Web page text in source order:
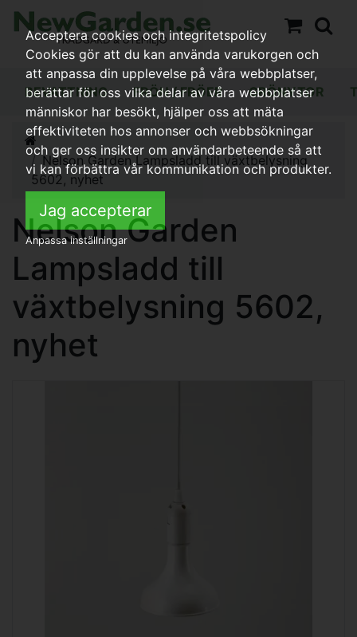
BEVATTNING FRÖN / FRÖER GRÖNYTOR
Nelson Garden Lampsladd till växtbelysning
5602, nyhet
Nelson Garden
Lampsladd till
växtbelysning 5602,
nyhet
Acceptera cookies och integritetspolicy
Cookies gör att du kan använda varukorgen och
att anpassa din upplevelse på våra webbplatser,
berättar för oss vilka delar av våra webbplatser
människor har besökt, hjälper oss att mäta
effektiviteten hos annonser och webbsökningar
och ger oss insikter om användarbeteende så att
vi kan förbättra vår kommunikation och produkter.
Jag accepterar
Anpassa inställningar